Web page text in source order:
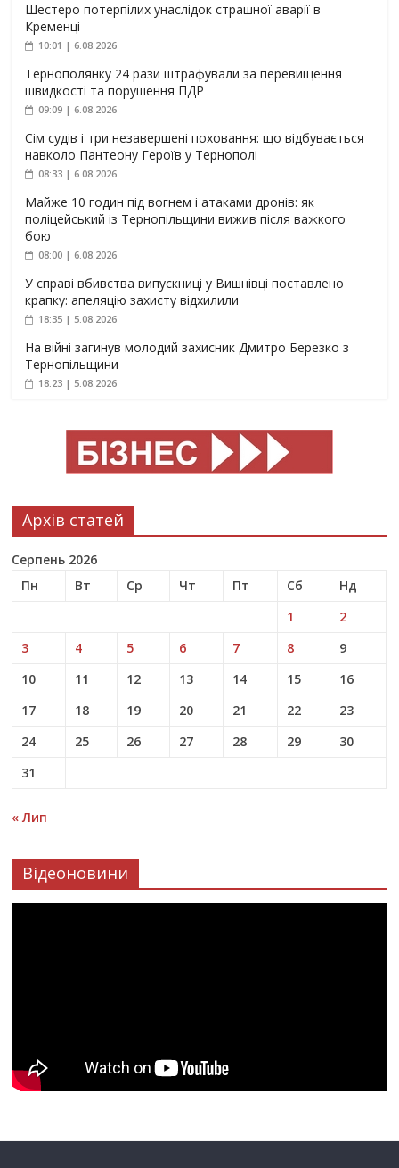
Шестеро потерпілих унаслідок страшної аварії в
Кременці
10:01 | 6.08.2026
Тернополянку 24 рази штрафували за перевищення
швидкості та порушення ПДР
09:09 | 6.08.2026
Сім судів і три незавершені поховання: що відбувається
навколо Пантеону Героїв у Тернополі
08:33 | 6.08.2026
Майже 10 годин під вогнем і атаками дронів: як
поліцейський із Тернопільщини вижив після важкого
бою
08:00 | 6.08.2026
У справі вбивства випускниці у Вишнівці поставлено
крапку: апеляцію захисту відхилили
18:35 | 5.08.2026
На війні загинув молодий захисник Дмитро Березко з
Тернопільщини
18:23 | 5.08.2026
Архів статей
Серпень 2026
Пн
Вт Ср Чт Пт Сб
Нд
1
2
3
4 5 6 7 8
9
10
11 12 13 14 15
16
17
18 19 20 21 22
23
24
25 26 27 28 29
30
31
« Лип
Відеоновини